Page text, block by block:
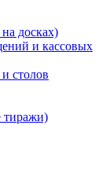
досках)
и кассовых
столов
тиражи)